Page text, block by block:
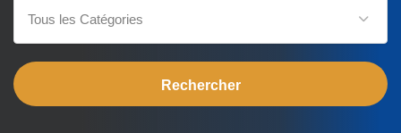
Tous les Catégories